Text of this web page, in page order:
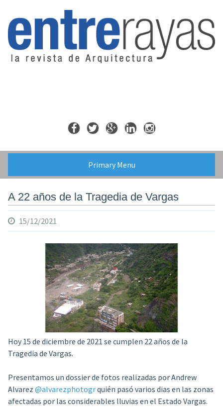
content
Primary Menu
A 22 años de la Tragedia de Vargas
15/12/2021
Hoy 15 de diciembre de 2021 se cumplen 22 años de la
Tragedia de Vargas.
Presentamos un dossier de fotos realizadas por Andrew
Alvarez @alvarezphotogrquién pasó varios dias en las zonas
afectadas por las considerables lluvias en el Estado Vargas.